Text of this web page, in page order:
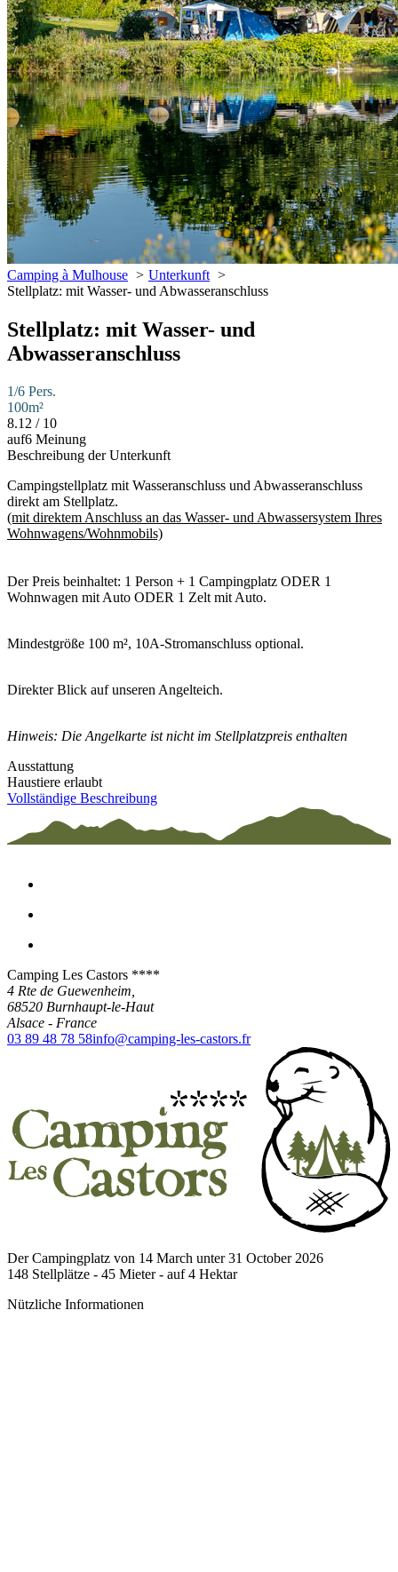
Camping à Mulhouse
Unterkunft
Stellplatz: mit Wasser- und Abwasseranschluss
Stellplatz: mit Wasser- und
Abwasseranschluss
1/6 Pers.
100m²
8.12 / 10
auf6 Meinung
Beschreibung der Unterkunft
Campingstellplatz mit Wasseranschluss und Abwasseranschluss
direkt am Stellplatz.
(mit direktem Anschluss an das Wasser- und Abwassersystem Ihres
Wohnwagens/Wohnmobils)
Der Preis beinhaltet: 1 Person + 1 Campingplatz ODER 1
Wohnwagen mit Auto ODER 1 Zelt mit Auto.
Mindestgröße 100 m², 10A-Stromanschluss optional.
Direkter Blick auf unseren Angelteich.
Hinweis: Die Angelkarte ist nicht im Stellplatzpreis enthalten
Ausstattung
Haustiere erlaubt
Vollständige Beschreibung
Camping Les Castors ****
4 Rte de Guewenheim,
68520 Burnhaupt-le-Haut
Alsace - France
03 89 48 78 58info@camping-les-castors.fr
Der Campingplatz von 14 March unter 31 October 2026
148 Stellplätze - 45 Mieter - auf4 Hektar
Nützliche Informationen